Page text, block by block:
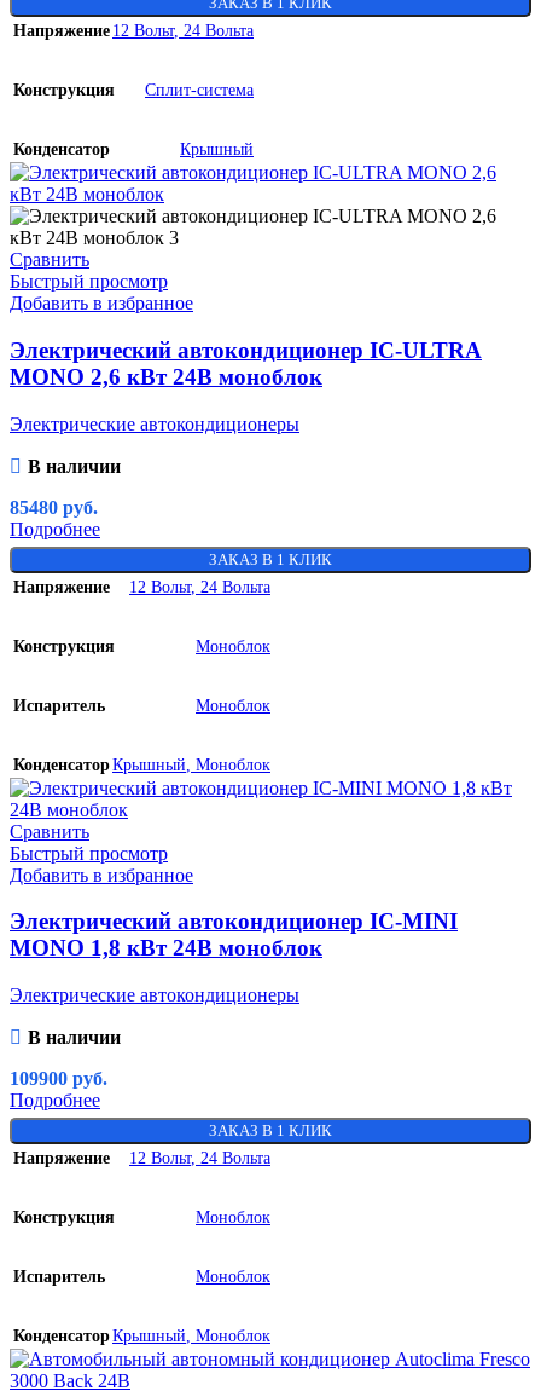
Напряжение12 Вольт, 24 Вольта
Конструкция Сплит-система
Конденсатор Крышный
Сравнить
Быстрый просмотр
Добавить в избранное
Электрический автокондиционер IC-ULTRA
MONO 2,6 кВт 24В моноблок
Электрические автокондиционеры
В наличии
85480 руб.
Подробнее
ЗАКАЗ В 1 КЛИК
Напряжение 12 Вольт, 24 Вольта
Конструкция Моноблок
Испаритель Моноблок
КонденсаторКрышный Моноблок
Сравнить
Быстрый просмотр
Добавить в избранное
Электрический автокондиционер IC-MINI
MONO 1,8 кВт 24В моноблок
Электрические автокондиционеры
В наличии
109900 руб.
Подробнее
ЗАКАЗ В 1 КЛИК
Напряжение 12 Вольт, 24 Вольта
Конструкция Моноблок
Испаритель Моноблок
КонденсаторКрышный, Моноблок